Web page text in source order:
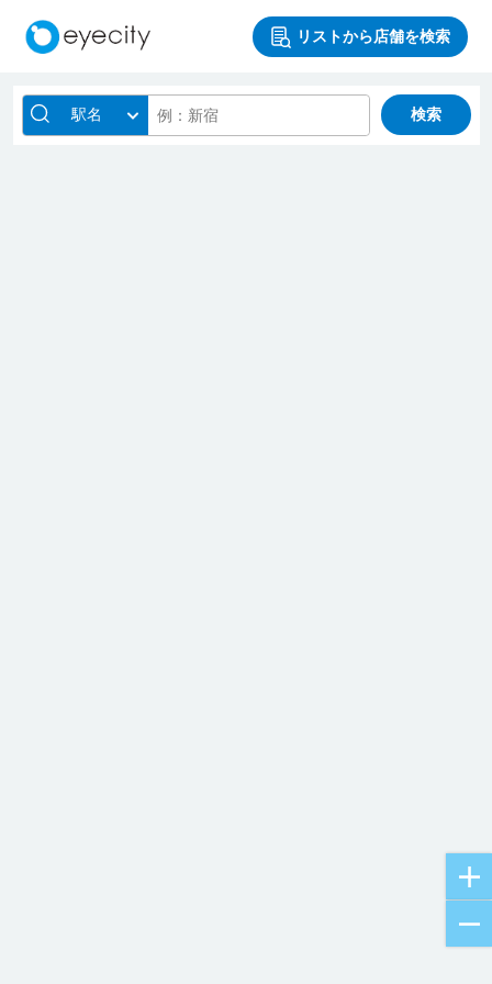
リストから店舗を検索
駅名 検索